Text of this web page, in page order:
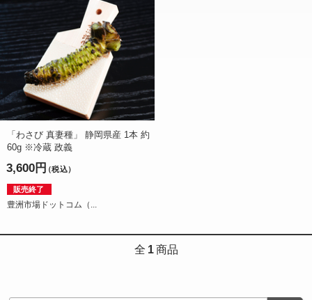
「わさび 真妻種」 静岡県産 1本 約
60g ※冷蔵 政義
3,600円（税込）
販売終了
豊洲市場ドットコム（...
全 1 商品